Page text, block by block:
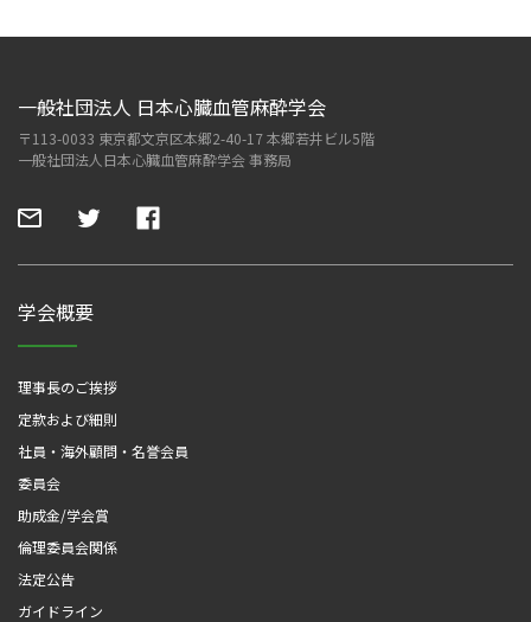
一般社団法人 日本心臓血管麻酔学会
〒113-0033 東京都文京区本郷2-40-17 本郷若井ビル5階
一般社団法人日本心臓血管麻酔学会 事務局
学会概要
理事長のご挨拶
定款および細則
社員・海外顧問・名誉会員
委員会
助成金/学会賞
倫理委員会関係
法定公告
ガイドライン